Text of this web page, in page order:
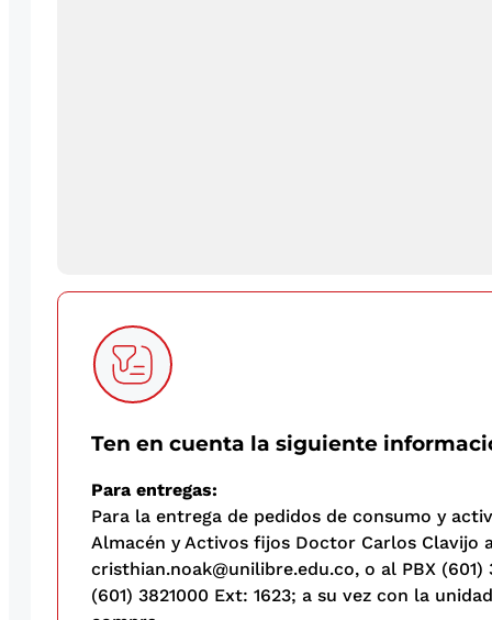
Ten en cuenta la siguiente
Para entregas:
Para la entrega de pedidos de consumo y
Almacén y Activos fijos Doctor Carlos Clavijo
cristhian.noak@unilibre.edu.co, o al PBX (601)
(601) 3821000 Ext: 1623; a su vez con la